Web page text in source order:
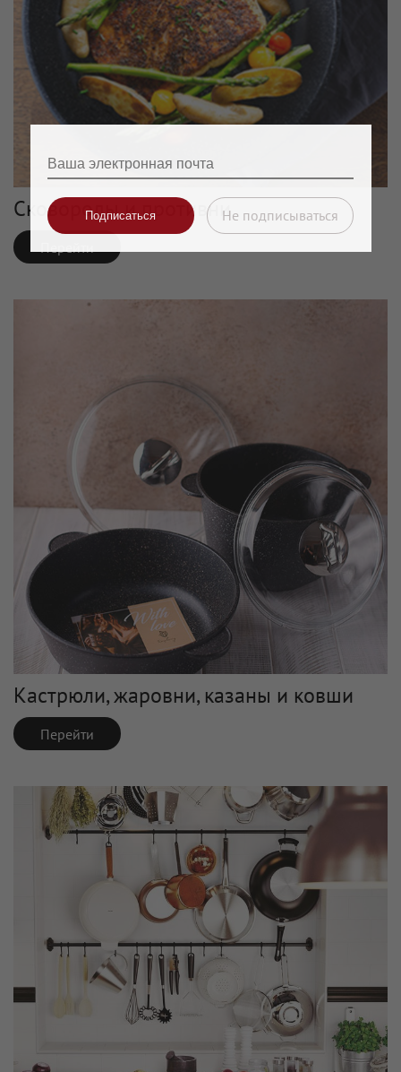
Сковороды и противни
Кастрюли, жаровни, казаны и ковши
Перейти